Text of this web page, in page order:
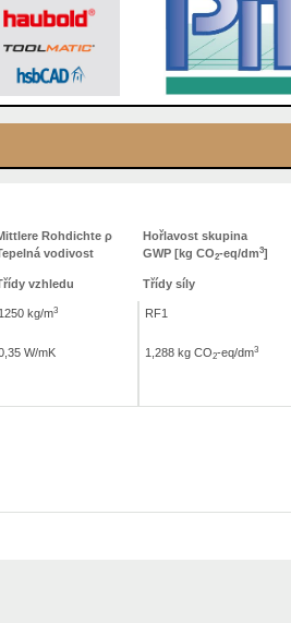
Rohdichte ρ Hořlavost skupina
vodivost GWP [kg CO2-eq/dm3]
vzhledu Třídy síly
1250 kg/m3 RF1
W/mK 1,288 kg CO2-eq/dm3